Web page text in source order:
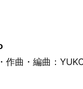
・編曲：